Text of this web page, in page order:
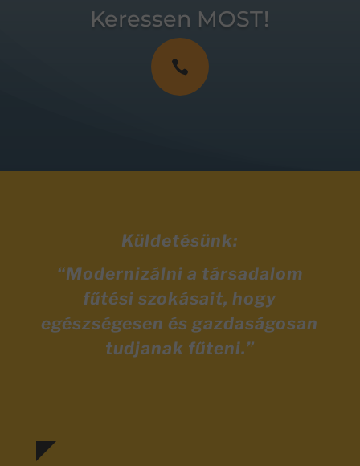
Keressen MOST!

Küldetésünk:
“Modernizálni a társadalom
fűtési szokásait, hogy
egészségesen és gazdaságosan
tudjanak fűteni.”